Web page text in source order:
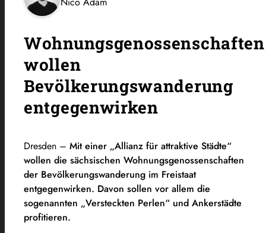
Wohnungsgenossenschaften
wollen
Bevölkerungswanderung
entgegenwirken
Dresden – Mit einer „Allianz für attraktive Städte“
wollen die sächsischen Wohnungsgenossenschaften
der Bevölkerungswanderung im Freistaat
entgegenwirken. Davon sollen vor allem die
sogenannten „Versteckten Perlen“ und Ankerstädte
profitieren.